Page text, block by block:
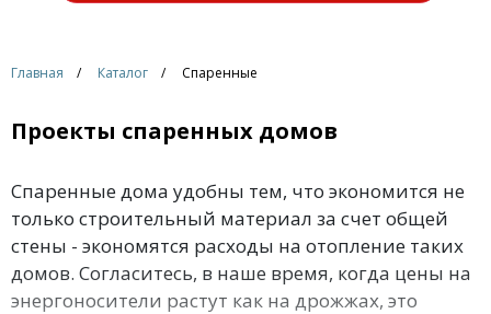
Главная Каталог Спаренные
Проекты спаренных домов
Спаренные дома удобны тем, что экономится не
только строительный материал за счет общей
стены - экономятся расходы на отопление таких
домов. Согласитесь, в наше время, когда цены на
энергоносители растут как на дрожжах, это